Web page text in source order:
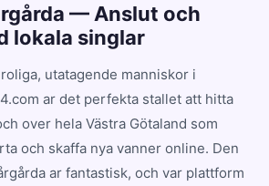
— Anslut och
lokala singlar
utatagende manniskor i
ar det perfekta stallet att hitta
over hela Västra Götaland som
och skaffa nya vanner online. Den
ar fantastisk, och var plattform